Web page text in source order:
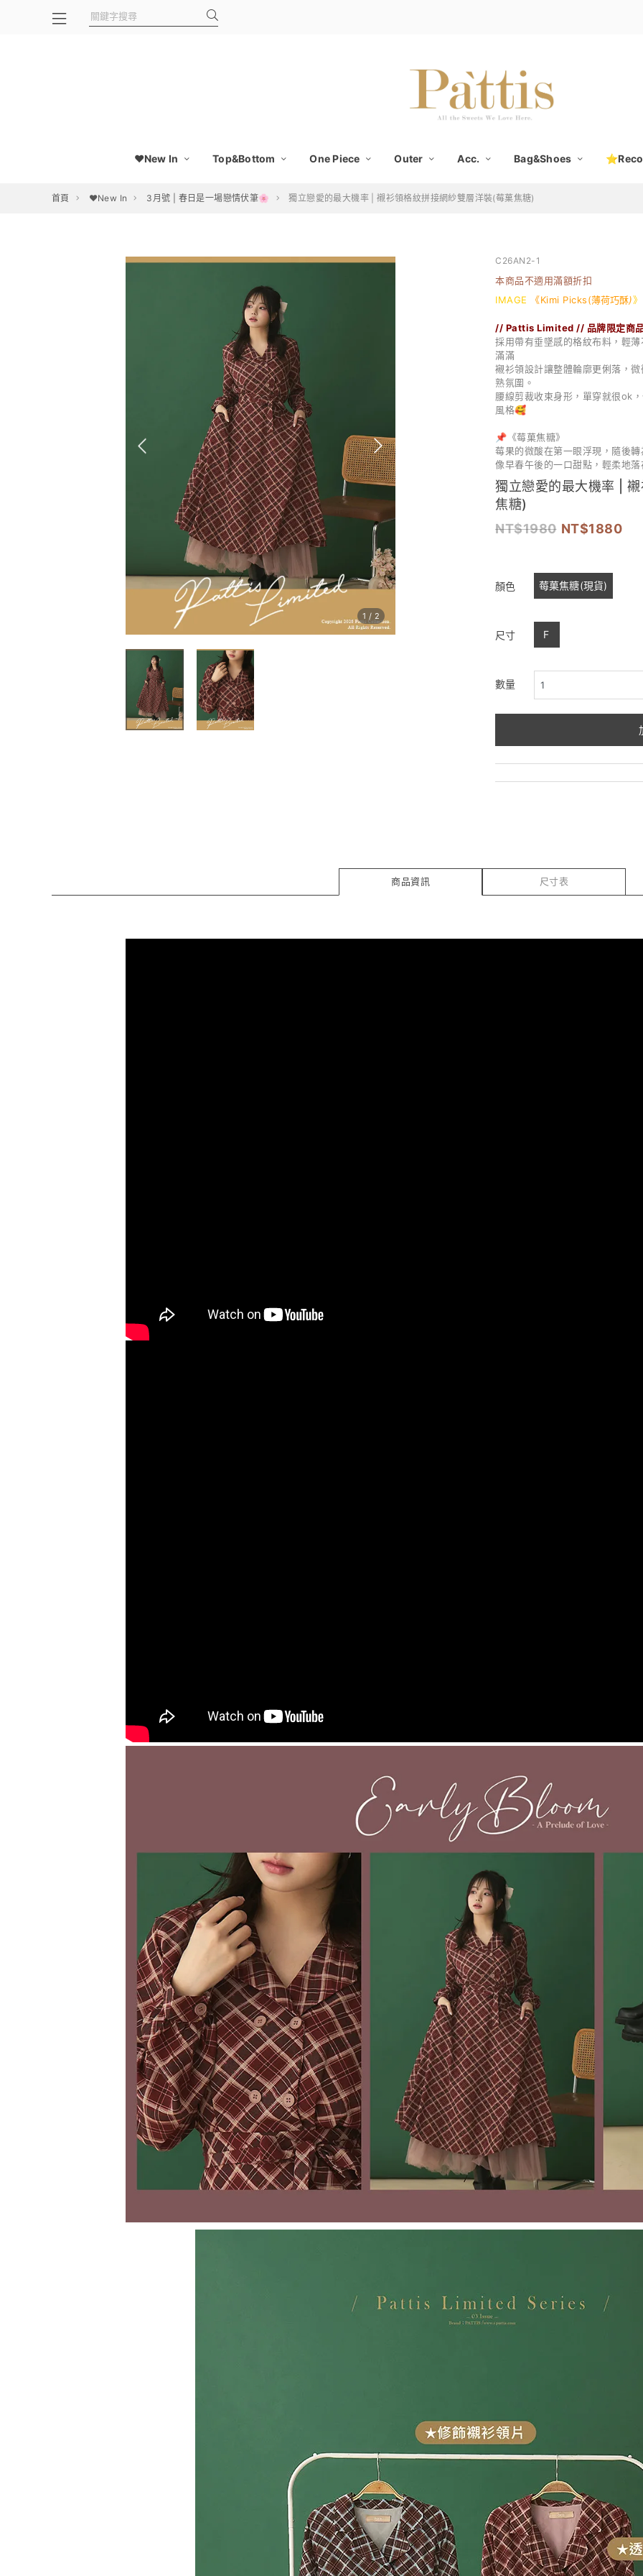
❤️New In Top&Bottom One Piece Outer Acc. Bag&Shoes
首頁 ❤️New In 3月號 | 春日是一場戀情伏筆🌸 獨立戀愛的最大機率 | 襯衫領格紋拼接網紗雙層洋裝(莓菓焦糖)
1 / 2
C26AN2-1
本商品不適用滿額折扣
IMAGE
《Kimi Picks(薄荷巧酥)》
// Pattis Limited // 品牌限定商
採用帶有垂墜感的格紋布料，輕
滿滿
襯衫領設計讓整體輪廓更俐落，
熟氛圍。
腰線剪裁收束身形，單穿就很ok
風格🥰
📌《莓菓焦糖》
莓果的微酸在第一眼浮現， 隨後
像早春午後的一口甜點，輕柔地
獨立戀愛的最大機率 |
焦糖)
1980
1880
顏色 莓菓焦糖(現貨)
尺寸 F
數量
商品資訊 尺寸表